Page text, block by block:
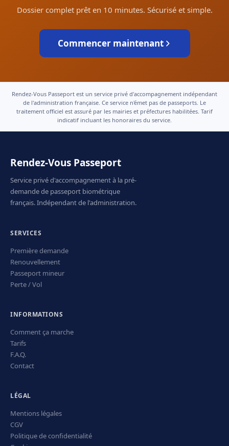
Dossier complet prêt en 10 minutes. Sécurisé et simple.
Commencer maintenant
Rendez-Vous Passeport est un service privé d'accompagnement indépendant
de l'administration française. Ce service n'émet pas de passeports. Le
traitement officiel est assuré par les mairies et préfectures habilitées. Tarif
indicatif incluant les honoraires du service.
Rendez-Vous Passeport
Service privé d'accompagnement à la pré-
demande de passeport biométrique
français. Indépendant de l'administration.
SERVICES
Première demande
Renouvellement
Passeport mineur
Perte / Vol
INFORMATIONS
Comment ça marche
Tarifs
F.A.Q.
Contact
LÉGAL
Mentions légales
CGV
Politique de confidentialité